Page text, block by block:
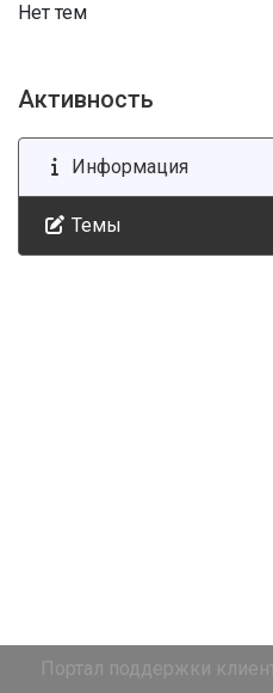
Нет тем
Активность
Информация
Темы
Портал поддержки